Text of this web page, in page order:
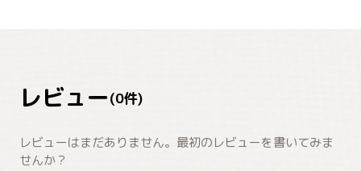
レビュー(0件)
レビューはまだありません。最初のレビューを書いてみま
せんか？